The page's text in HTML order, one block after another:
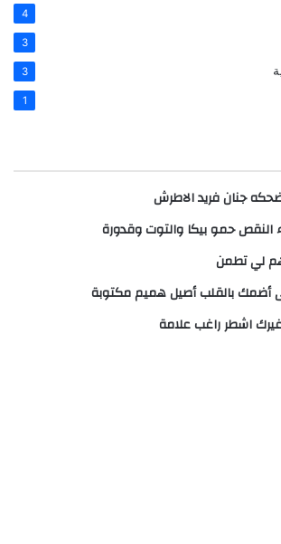
4
3
3
1
جنان فريد الاطرش
حمو بيكا والتوت وقدورة
لي تطمن
أضمك بالقلب أصيل هميم مكتوبة
اشطر راغب علامة